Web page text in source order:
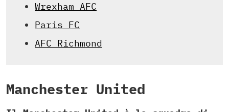
Wrexham AFC
Paris FC
AFC Richmond
Manchester United